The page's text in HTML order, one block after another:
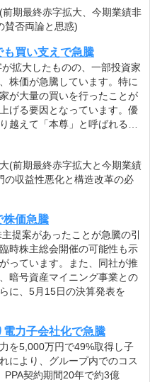
期最終赤字拡大、今期業績非
賛否両論と思惑)
買い支えで急騰
拡大したものの、一部投資家
株価が急騰しています。特に
が大量の買いを行ったことが
げる要因となっています。優
越えて「本尊」と呼ばれる…
(前期最終赤字拡大と今期業績
の収益性悪化と構造改革の必
株価急騰
提案があったことが急騰の引
時株主総会開催の可能性も示
っています。また、同社が推
暗号資産マイニング事業との
に、5月15日の決算発表を
力子会社化で急騰
を5,000万円で49%取得し子
により、グループ内でのコス
PPA契約期間20年で約3億